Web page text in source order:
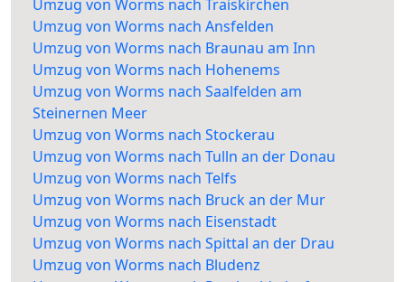
Umzug von Worms nach Traiskirchen
Umzug von Worms nach Ansfelden
Umzug von Worms nach Braunau am Inn
Umzug von Worms nach Hohenems
Umzug von Worms nach Saalfelden am
Steinernen Meer
Umzug von Worms nach Stockerau
Umzug von Worms nach Tulln an der Donau
Umzug von Worms nach Telfs
Umzug von Worms nach Bruck an der Mur
Umzug von Worms nach Eisenstadt
Umzug von Worms nach Spittal an der Drau
Umzug von Worms nach Bludenz